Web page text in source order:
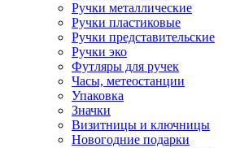
Ручки металлические
Ручки пластиковые
Ручки представительские
Ручки эко
Футляры для ручек
Часы, метеостанции
Упаковка
Значки
Визитницы и ключницы
Новогодние подарки